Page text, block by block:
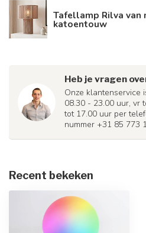
Tafellamp Rilva van
katoentouw
Heb je vragen
Onze klantenservice
08.30 - 23.00 uur, vr
tot 17.00 uur per
nummer +31 85 773
Recent bekeken